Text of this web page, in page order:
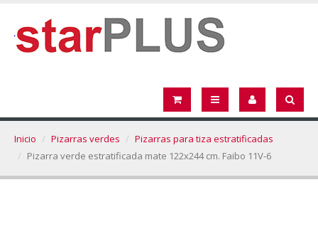
Inicio Pizarras verdes
Pizarras para tiza estratificadas
Pizarra verde estratificada mate 122x244 cm. Faibo 11V-6